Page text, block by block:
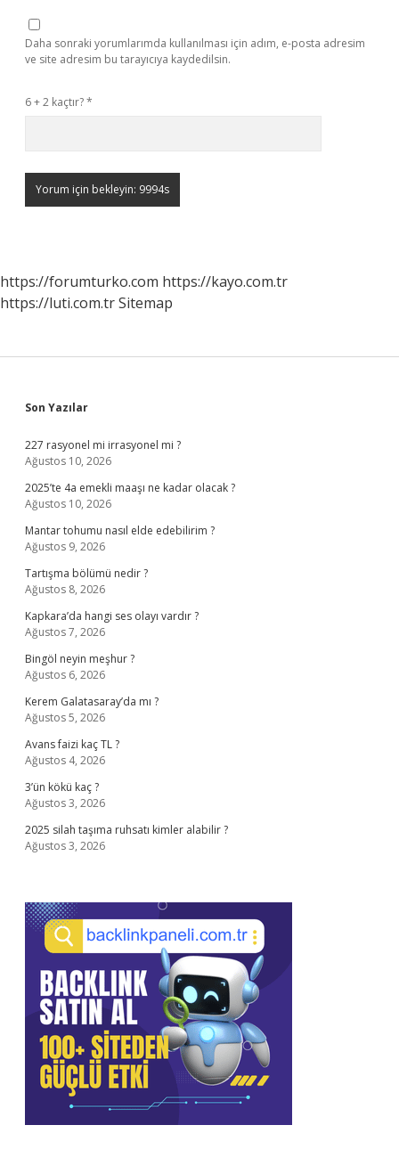
Daha sonraki yorumlarımda kullanılması için adım, e-posta adresim
ve site adresim bu tarayıcıya kaydedilsin.
6 + 2 kaçtır?*
https://forumturko.com https://kayo.com.tr
https://luti.com.trSitemap
Sidebar
Son Yazılar
227 rasyonel mi irrasyonel mi ?
Ağustos 10, 2026
2025’te 4a emekli maaşı ne kadar olacak ?
Ağustos 10, 2026
Mantar tohumu nasıl elde edebilirim ?
Ağustos 9, 2026
Tartışma bölümü nedir ?
Ağustos 8, 2026
Kapkara’da hangi ses olayı vardır ?
Ağustos 7, 2026
Bingöl neyin meşhur ?
Ağustos 6, 2026
Kerem Galatasaray’da mı ?
Ağustos 5, 2026
Avans faizi kaç TL ?
Ağustos 4, 2026
3’ün kökü kaç ?
Ağustos 3, 2026
2025 silah taşıma ruhsatı kimler alabilir ?
Ağustos 3, 2026